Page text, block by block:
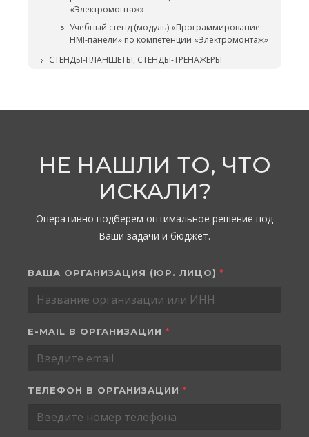
«Электромонтаж»
Учебный стенд (модуль) «Программирование
HMI-панели» по компетенции «Электромонтаж»
СТЕНДЫ-ПЛАНШЕТЫ, СТЕНДЫ-ТРЕНАЖЕРЫ
НЕ НАШЛИ ТО, ЧТО
ИСКАЛИ?
Оперативно подберем оптимальное решение под
Ваши задачи и бюджет.
ВАША ОРГАНИЗАЦИЯ (ЮР. ЛИЦО) *
E-MAIL В ОРГАНИЗАЦИИ *
ТЕЛЕФОН В ОРГАНИЗАЦИИ *